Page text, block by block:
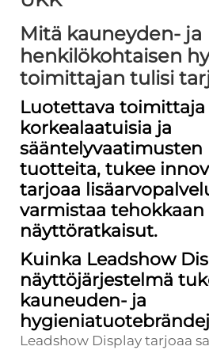
Mitä kauneyden- ja
henkilökohtaisen
toimittajan tulisi
Luotettava
korkealaatuisia ja
sääntelyvaatimusten
tuotteita, tukee
tarjoaa
varmistaa
näyttöratkaisut.
Kuinka Leadshow
näyttöjärjestelmä
kauneuden- ja
Leadshow Display tarjoaa